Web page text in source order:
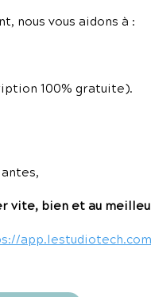
nous vous aidons à :
100% gratuite).
vite, bien et au